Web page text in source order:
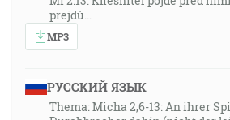
prejdú…
MP3
РУССКИЙ ЯЗЫК
Thema: Micha 2,6-13: An ihrer